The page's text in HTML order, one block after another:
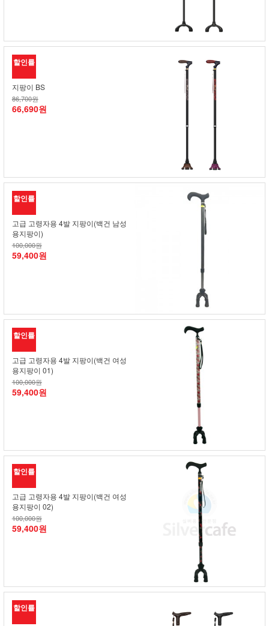
할인률
지팡이 BS
86,700원
66,690원
할인률
고급 고령자용 4발 지팡이(백건 남성
용지팡이)
100,000원
59,400원
할인률
고급 고령자용 4발 지팡이(백건 여성
용지팡이 01)
100,000원
59,400원
할인률
고급 고령자용 4발 지팡이(백건 여성
용지팡이 02)
100,000원
59,400원
할인률